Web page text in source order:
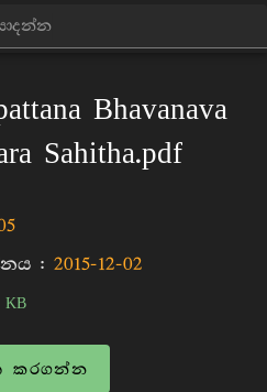
Bhavanava
Sahitha.pdf
: 2015-12-02
KB
කරගන්න